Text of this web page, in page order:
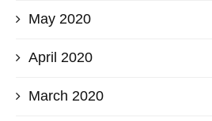
May 2020
April 2020
March 2020